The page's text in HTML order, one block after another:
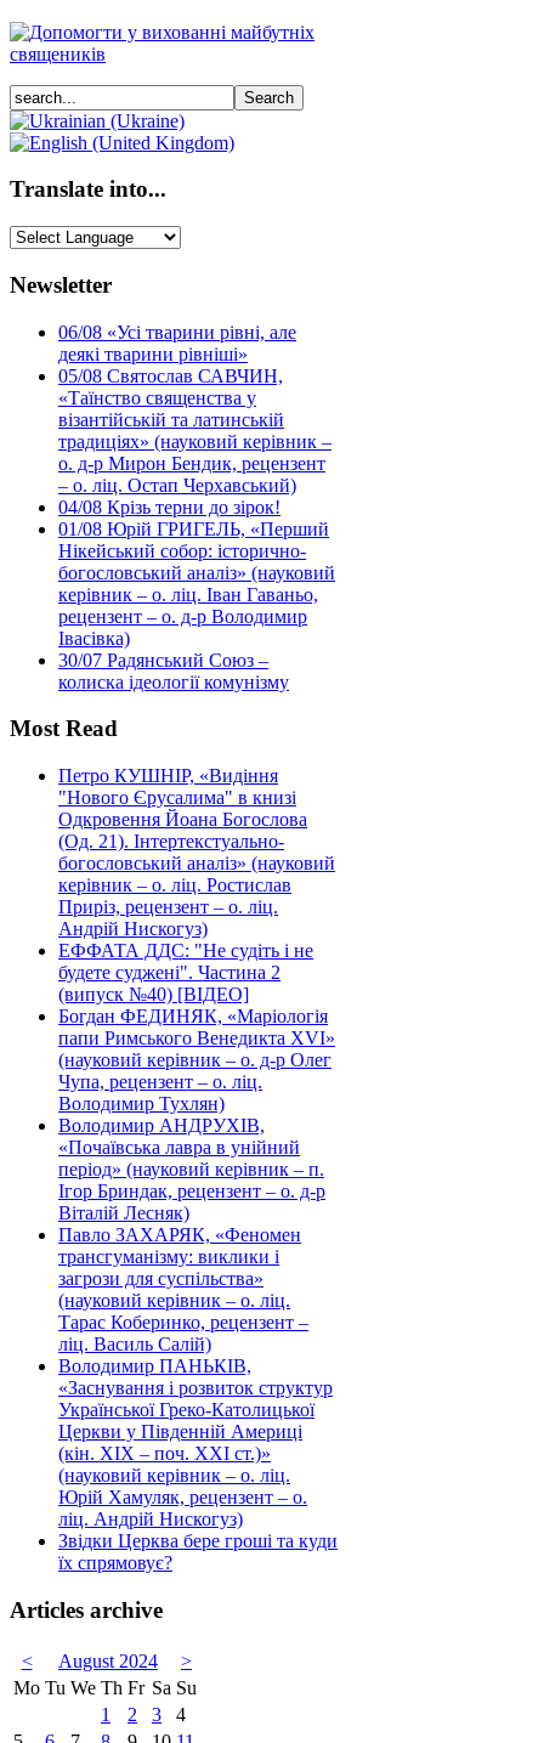
Translate into...
Newsletter
06/08 «Усі тварини рівні, але
деякі тварини рівніші»
05/08 Святослав САВЧИН,
«Таїнство священства у
візантійській та латинській
традиціях» (науковий керівник –
о. д-р Мирон Бендик, рецензент
– о. ліц. Остап Черхавський)
04/08 Крізь терни до зірок!
01/08 Юрій ГРИГЕЛЬ, «Перший
Нікейський собор: історично-
богословський аналіз» (науковий
керівник – о. ліц. Іван Гаваньо,
рецензент – о. д-р Володимир
Івасівка)
30/07 Радянський Союз –
колиска ідеології комунізму
Most Read
Петро КУШНІР, «Видіння
"Нового Єрусалима" в книзі
Одкровення Йоана Богослова
(Од. 21). Інтертекстуально-
богословський аналіз» (науковий
керівник – о. ліц. Ростислав
Приріз, рецензент – о. ліц.
Андрій Нискогуз)
ЕФФАТА ДДС: "Не судіть і не
будете суджені". Частина 2
(випуск №40) [ВІДЕО]
Богдан ФЕДИНЯК, «Маріологія
папи Римського Венедикта XVI»
(науковий керівник – о. д-р Олег
Чупа, рецензент – о. ліц.
Володимир Тухлян)
Володимир АНДРУХІВ,
«Почаївська лавра в унійний
період» (науковий керівник – п.
Ігор Бриндак, рецензент – о. д-р
Віталій Лесняк)
Павло ЗАХАРЯК, «Феномен
трансгуманізму: виклики і
загрози для суспільства»
(науковий керівник – о. ліц.
Тарас Коберинко, рецензент –
ліц. Василь Салій)
Володимир ПАНЬКІВ,
«Заснування і розвиток структур
Української Греко-Католицької
Церкви у Південній Америці
(кін. ХІХ – поч. ХХІ ст.)»
(науковий керівник – о. ліц.
Юрій Хамуляк, рецензент – о.
ліц. Андрій Нискогуз)
Звідки Церква бере гроші та куди
їх спрямовує?
Articles archive
< August 2024
>
Mo Tu We Th Fr Sa Su
1
2 3
4